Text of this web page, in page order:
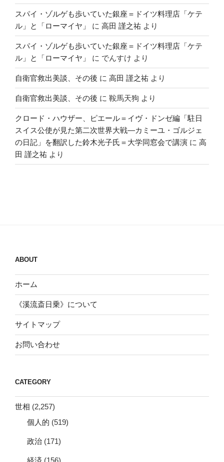
スパイ・ゾルゲも歩いていた銀座＝ドイツ料理店「ケテ
ル」と「ローマイヤ」
に 高田 謹之祐 より
スパイ・ゾルゲも歩いていた銀座＝ドイツ料理店「ケテ
ル」と「ローマイヤ」
に でんすけ より
自衛官救出美談、その後 に 高田 謹之祐 より
自衛官救出美談、その後 に 鞍馬天狗 より
クロード・ハウザー、ピエール＝イヴ・ドンゼ編「駐日
スイス公使が見た第二次世界大戦―カミーユ・ゴルジェ
の日記」を翻訳した鈴木光子氏＝大学同窓会で講演 に 高
田 謹之祐 より
ABOUT
ホーム
《溪流斎日乗》について
サイトマップ
お問い合わせ
CATEGORY
世相 (2,257)
個人的 (519)
政治 (171)